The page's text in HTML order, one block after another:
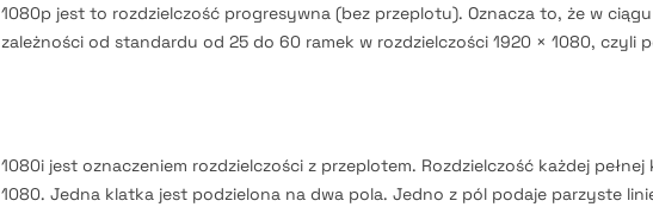
1080p jest to rozdzielczość progresywna (bez przeplotu). Oznacza to, że w
zależności od standardu od 25 do 60 ramek w rozdzielczości 1920 × 1080, czyli
1080i jest oznaczeniem rozdzielczości z przeplotem. Rozdzielczość każdej
1080. Jedna klatka jest podzielona na dwa pola. Jedno z pól podaje parzyste